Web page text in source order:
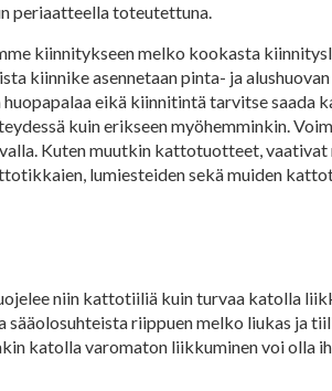
periaatteella toteutettuna.
kiinnitykseen melko kookasta
asennetaan pinta- ja alushuovan
huopapalaa eikä kiinnitintä tarvitse
kuin erikseen myöhemminkin.
Kuten muutkin kattotuotteet,
lumiesteiden sekä muiden
niin kattotiiliä kuin turvaa katolla
riippuen melko liukas ja
katolla varomaton liikkuminen voi olla